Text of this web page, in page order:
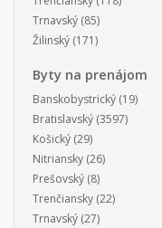
Trnavský (85)
Žilinský (171)
Byty na prenájom
Banskobystrický (19)
Bratislavský (3597)
Košický (29)
Nitriansky (26)
Prešovský (8)
Trenčiansky (22)
Trnavský (27)